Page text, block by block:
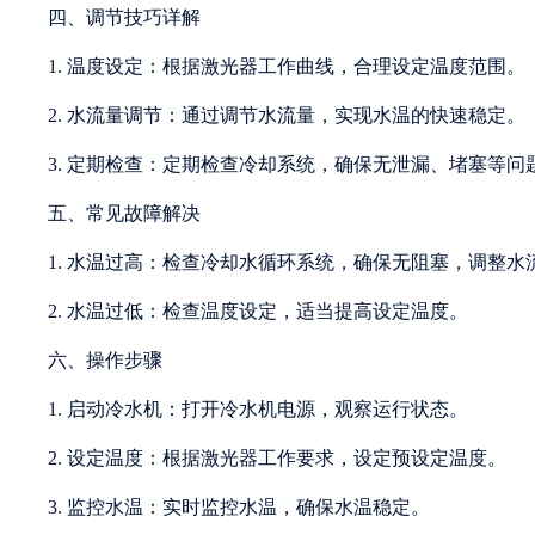
四、调节技巧详解
1. 温度设定：根据激光器工作曲线，合理设定温度范围。
2. 水流量调节：通过调节水流量，实现水温的快速稳定。
3. 定期检查：定期检查冷却系统，确保无泄漏、堵塞等问
五、常见故障解决
1. 水温过高：检查冷却水循环系统，确保无阻塞，调整水
2. 水温过低：检查温度设定，适当提高设定温度。
六、操作步骤
1. 启动冷水机：打开冷水机电源，观察运行状态。
2. 设定温度：根据激光器工作要求，设定预设定温度。
3. 监控水温：实时监控水温，确保水温稳定。